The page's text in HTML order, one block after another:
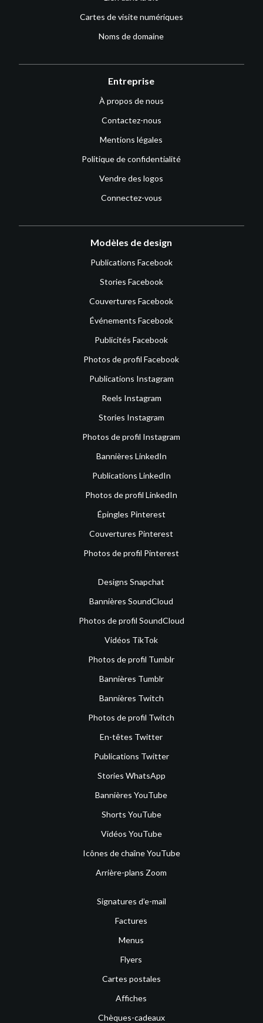
Cartes de visite numériques
Noms de domaine
Entreprise
À propos de nous
Contactez-nous
Mentions légales
Politique de confidentialité
Vendre des logos
Connectez-vous
Modèles de design
Publications Facebook
Stories Facebook
Couvertures Facebook
Événements Facebook
Publicités Facebook
Photos de profil Facebook
Publications Instagram
Reels Instagram
Stories Instagram
Photos de profil Instagram
Bannières LinkedIn
Publications LinkedIn
Photos de profil LinkedIn
Épingles Pinterest
Couvertures Pinterest
Photos de profil Pinterest
Designs Snapchat
Bannières SoundCloud
Photos de profil SoundCloud
Vidéos TikTok
Photos de profil Tumblr
Bannières Tumblr
Bannières Twitch
Photos de profil Twitch
En-têtes Twitter
Publications Twitter
Stories WhatsApp
Bannières YouTube
Shorts YouTube
Vidéos YouTube
Icônes de chaîne YouTube
Arrière-plans Zoom
Signatures d’e-mail
Factures
Menus
Flyers
Cartes postales
Affiches
Chèques-cadeaux